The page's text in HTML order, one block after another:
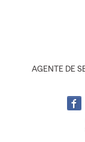
AGENTE DE